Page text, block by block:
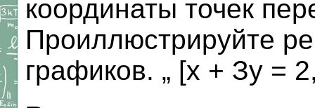
координаты точек
Проиллюстрируйте
графиков. „ [х + Зу =